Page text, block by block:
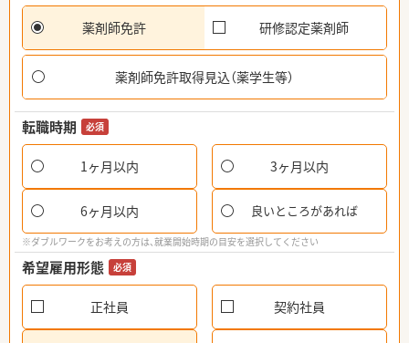
薬剤師免許 研修認定薬剤師
薬剤師免許取得見込（薬学生等）
転職時期 必須
1ヶ月以内 3ヶ月以内
6ヶ月以内 良いところがあれば
※ダブルワークをお考えの方は、就業開始時期の目安を選択してください
希望雇用形態 必須
正社員 契約社員